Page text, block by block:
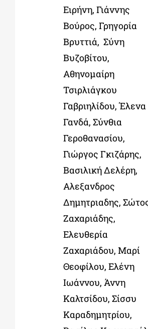
Ειρήνη, Γιάννης
Βούρος, Γρηγορία
Βρυττιά, Σύνη
Βυζοβίτου,
Αθηνομαίρη
Τσιρλιάγκου
Γαβριηλίδου, Έλενα
Γανδά, Σύνθια
Γεροθανασίου,
Γιώργος Γκιζάρης,
Βασιλική Δελέρη,
Αλεξανδρος
Δημητριαδης,
Ζαχαριάδης,
Ελευθερία
Ζαχαριάδου, Μαρί
Θεοφίλου, Ελένη
Ιωάννου, Άννη
Καλτσίδου, Σίσσυ
Καραδημητρίου,